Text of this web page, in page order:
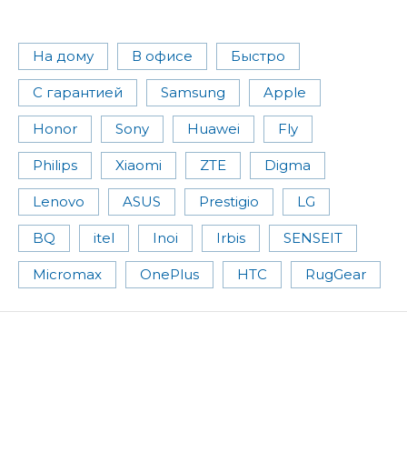
На дому В офисе Быстро
С гарантией Samsung Apple
Honor Sony Huawei Fly
Philips Xiaomi ZTE Digma
Lenovo ASUS Prestigio LG
BQ itel Inoi Irbis SENSEIT
Micromax OnePlus HTC RugGear